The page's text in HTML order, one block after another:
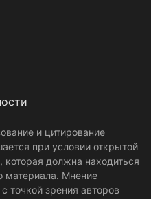
и цитирование
при условии открытой
должна находиться
материала. Мнение
точкой зрения авторов